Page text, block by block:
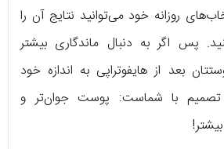
روزانه خود می‌توانید نتایج آن را
پس اگر به دنبال ماندگاری بیشتر
بعد از هایفوتراپی به اندازه خود
تصمیم با شماست: پوست جوان‌تر و